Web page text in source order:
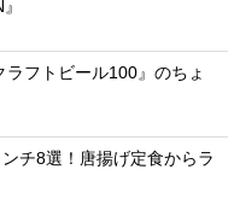
フトビール100』のちょ
チ8選！唐揚げ定食からラ